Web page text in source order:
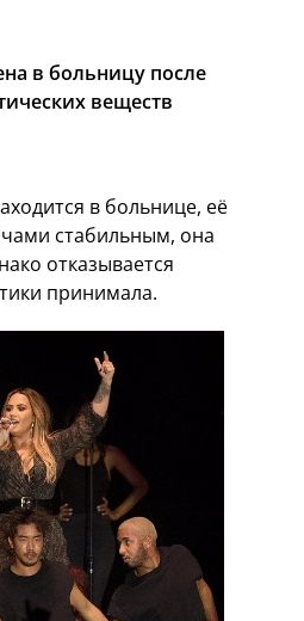
в больницу после
веществ
в больнице, её
стабильным, она
отказывается
принимала.